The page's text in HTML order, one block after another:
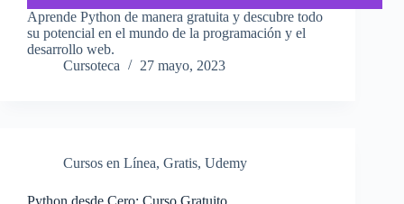
Aprende Python de manera gratuita y descubre todo
su potencial en el mundo de la programación y el
desarrollo web.
Cursoteca
27 mayo, 2023
Cursos en Línea, Gratis, Udemy